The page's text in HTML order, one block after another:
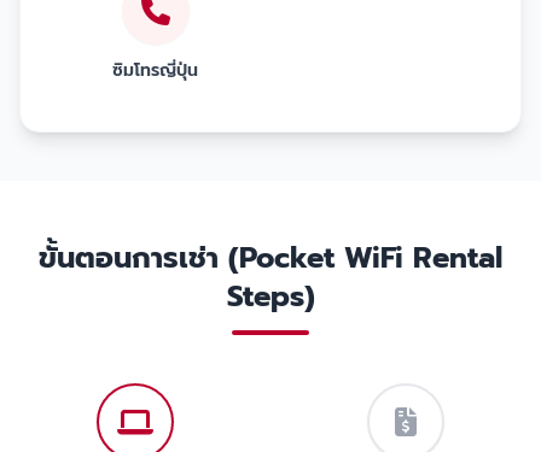
ซิมโทรญี่ปุ่น
ขั้นตอนการเช่า (Pocket WiFi Rental
Steps)